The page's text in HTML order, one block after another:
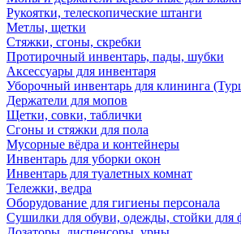
Рукоятки, телескопические штанги
Метлы, щетки
Стяжки, сгоны, скребки
Протирочный инвентарь, пады, шубки
Аксессуары для инвентаря
Уборочный инвентарь для клининга
Держатели для мопов
Щетки, совки, таблички
Сгоны и стяжки для пола
Мусорные вёдра и контейнеры
Инвентарь для уборки окон
Инвентарь для туалетных комнат
Тележки, ведра
Оборудование для гигиены персонала
Сушилки для обуви, одежды, стойки для